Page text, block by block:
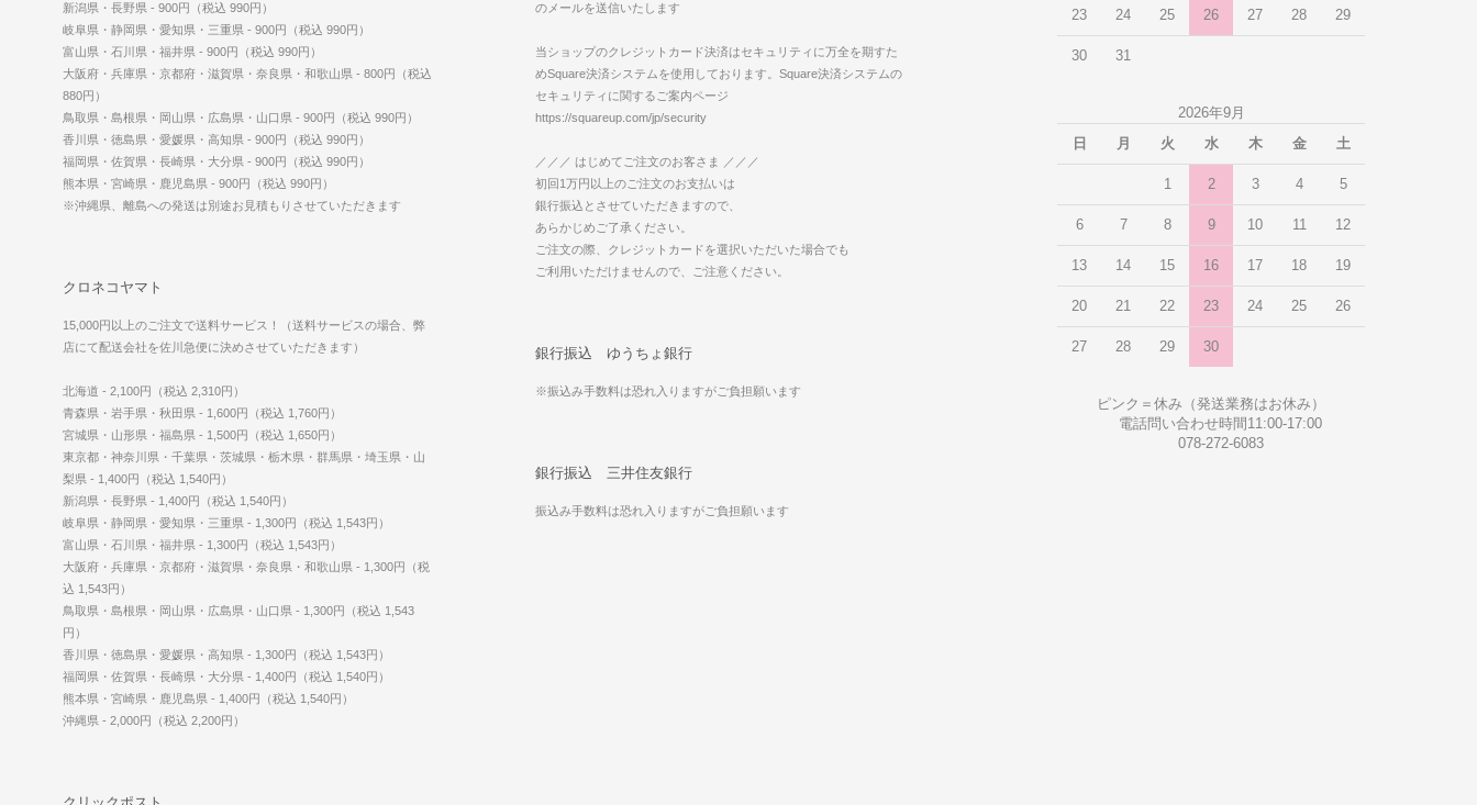
新潟県・長野県 - 900円（税込 990円）
岐阜県・静岡県・愛知県・三重県 - 900円（税込 990円）
富山県・石川県・福井県 - 900円（税込 990円）
大阪府・兵庫県・京都府・滋賀県・奈良県・和歌山県 - 800円（税込
880円）
鳥取県・島根県・岡山県・広島県・山口県 - 900円（税込 990円）
香川県・徳島県・愛媛県・高知県 - 900円（税込 990円）
福岡県・佐賀県・長崎県・大分県 - 900円（税込 990円）
熊本県・宮崎県・鹿児島県 - 900円（税込 990円）
※沖縄県、離島への発送は別途お見積もりさせていただきます
クロネコヤマト
15,000円以上のご注文で送料サービス！（送料サービスの場合、弊
店にて配送会社を佐川急便に決めさせていただきます）
北海道 - 2,100円（税込 2,310円）
青森県・岩手県・秋田県 - 1,600円（税込 1,760円）
宮城県・山形県・福島県 - 1,500円（税込 1,650円）
東京都・神奈川県・千葉県・茨城県・栃木県・群馬県・埼玉県・山
梨県 - 1,400円（税込 1,540円）
新潟県・長野県 - 1,400円（税込 1,540円）
岐阜県・静岡県・愛知県・三重県 - 1,300円（税込 1,543円）
富山県・石川県・福井県 - 1,300円（税込 1,543円）
大阪府・兵庫県・京都府・滋賀県・奈良県・和歌山県 - 1,300円（税
込 1,543円）
鳥取県・島根県・岡山県・広島県・山口県 - 1,300円（税込 1,543
円）
香川県・徳島県・愛媛県・高知県 - 1,300円（税込 1,543円）
福岡県・佐賀県・長崎県・大分県 - 1,400円（税込 1,540円）
熊本県・宮崎県・鹿児島県 - 1,400円（税込 1,540円）
沖縄県 - 2,000円（税込 2,200円）
のメールを送信いたします
当ショップのクレジットカード決済はセキュリティに万全を期すた
めSquare決済システムを使用しております。Square決済システムの
セキュリティに関するご案内ページ
https://squareup.com/jp/security
／／／ はじめてご注文のお客さま ／／／
初回1万円以上のご注文のお支払いは
銀行振込とさせていただきますので、
あらかじめご了承ください。
ご注文の際、クレジットカードを選択いただいた場合でも
ご利用いただけませんので、ご注意ください。
銀行振込 ゆうちょ銀行
※振込み手数料は恐れ入りますがご負担願います
銀行振込 三井住友銀行
振込み手数料は恐れ入りますがご負担願います
23 24 25 26 27 28 29
30 31
2026年9月
日
月 火 水 木 金 土
1 2 3 4 5
6 7 8 9 10 11 12
13 14 15 16 17 18 19
20 21 22 23 24 25 26
27 28 29 30
ピンク＝休み（発送業務はお休み）
電話問い合わせ時間11:00-17:00
078-272-6083